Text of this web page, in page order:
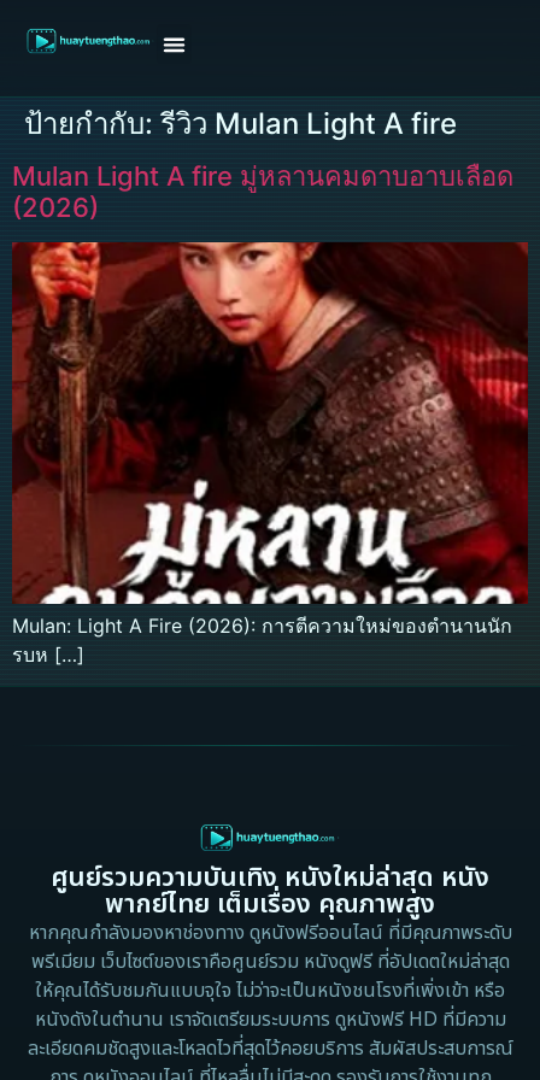
ป้ายกำกับ: รีวิว Mulan Light A fire
Mulan Light A fire มู่หลานคมดาบอาบเลือด
(2026)
Mulan: Light A Fire (2026): การตีความใหม่ของตำนานนัก
รบห […]
ศูนย์รวมความบันเทิง หนังใหม่ล่าสุด หนัง
พากย์ไทย เต็มเรื่อง คุณภาพสูง
หากคุณกำลังมองหาช่องทาง ดูหนังฟรีออนไลน์ ที่มีคุณภาพระดับ
พรีเมียม เว็บไซต์ของเราคือศูนย์รวม หนังดูฟรี ที่อัปเดตใหม่ล่าสุด
ให้คุณได้รับชมกันแบบจุใจ ไม่ว่าจะเป็นหนังชนโรงที่เพิ่งเข้า หรือ
หนังดังในตำนาน เราจัดเตรียมระบบการ ดูหนังฟรี HD ที่มีความ
ละเอียดคมชัดสูงและโหลดไวที่สุดไว้คอยบริการ สัมผัสประสบการณ์